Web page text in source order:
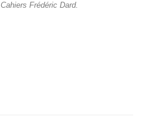
Cahiers Frédéric Dard.